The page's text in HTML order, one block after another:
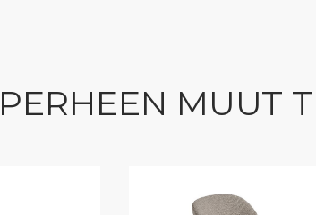
MUUT